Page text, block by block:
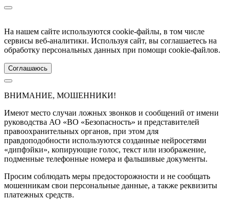
На нашем сайте используются cookie-файлы, в том числе
сервисы веб-аналитики. Используя сайт, вы соглашаетесь на
обработку персональных данных при помощи cookie-файлов.
Соглашаюсь
ВНИМАНИЕ, МОШЕННИКИ!
Имеют место случаи ложных звонков и сообщений от имени
руководства АО «ВО «Безопасность» и представителей
правоохранительных органов, при этом для
правдоподобности используются созданные нейросетями
«дипфэйки», копирующие голос, текст или изображение,
подменные телефонные номера и фальшивые документы.
Просим соблюдать меры предосторожности и не сообщать
мошенникам свои персональные данные, а также реквизиты
платежных средств.